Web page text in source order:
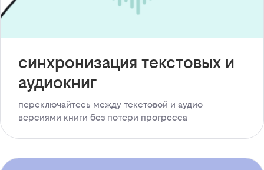
синхронизация текстовых и
аудиокниг
переключайтесь между текстовой и аудио
версиями книги без потери прогресса